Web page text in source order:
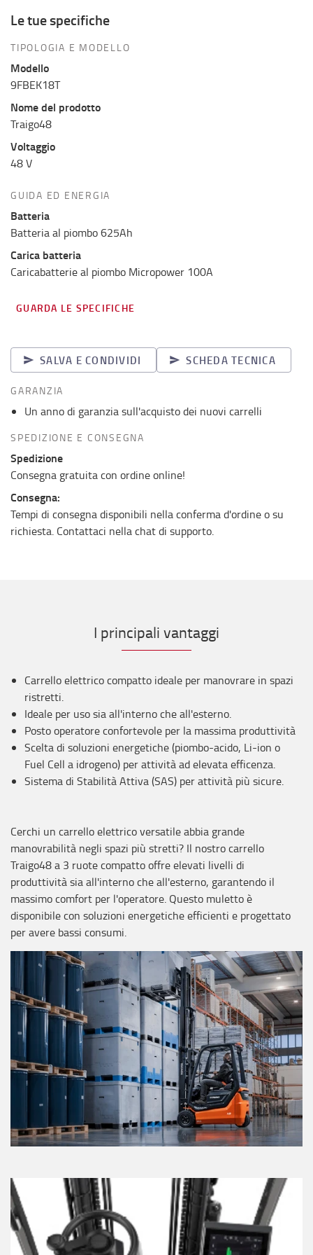
Le tue specifiche
TIPOLOGIA E MODELLO
Modello
9FBEK18T
Nome del prodotto
Traigo48
Voltaggio
48 V
GUIDA ED ENERGIA
Batteria
Batteria al piombo 625Ah
Carica batteria
Caricabatterie al piombo Micropower 100A
GUARDA LE SPECIFICHE
SALVA E CONDIVIDI SCHEDA TECNICA
GARANZIA
Un anno di garanzia sull'acquisto dei nuovi carrelli
SPEDIZIONE E CONSEGNA
Spedizione
Consegna gratuita con ordine online!
Consegna:
Tempi di consegna disponibili nella conferma d'ordine o su
richiesta. Contattaci nella chat di supporto.
I principali vantaggi
Carrello elettrico compatto ideale per manovrare in spazi
ristretti.
Ideale per uso sia all'interno che all'esterno.
Posto operatore confortevole per la massima produttività
Scelta di soluzioni energetiche (piombo-acido, Li-ion o
Fuel Cell a idrogeno) per attività ad elevata efficenza.
Sistema di Stabilità Attiva (SAS) per attività più sicure.
Cerchi un carrello elettrico versatile abbia grande
manovrabilità negli spazi più stretti? Il nostro carrello
Traigo48 a 3 ruote compatto offre elevati livelli di
produttività sia all'interno che all'esterno, garantendo il
massimo comfort per l'operatore. Questo muletto è
disponibile con soluzioni energetiche efficienti e progettato
per avere bassi consumi.